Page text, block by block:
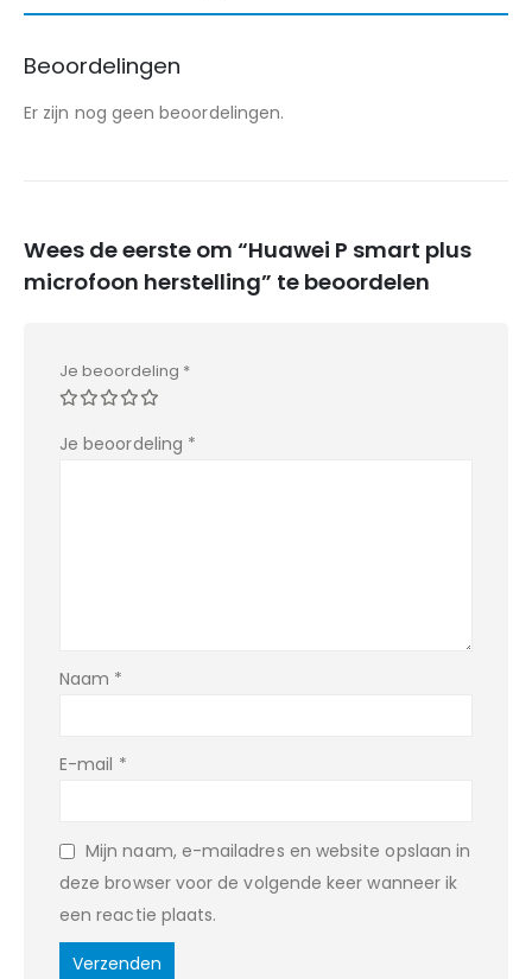
Beoordelingen
Er zijn nog geen beoordelingen.
Wees de eerste om “Huawei P smart plus
microfoon herstelling” te beoordelen
Je beoordeling *
Je beoordeling *
Naam *
E-mail *
Mijn naam, e-mailadres en website opslaan in
deze browser voor de volgende keer wanneer ik
een reactie plaats.